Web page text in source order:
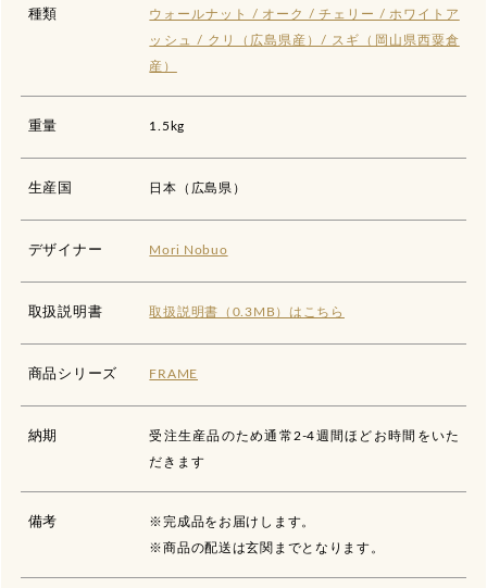
種類
ウォールナット / オーク / チェリー / ホワイトア
ッシュ / クリ（広島県産）/ スギ（岡山県西粟倉
産）
重量 1.5kg
生産国 日本（広島県）
デザイナー Mori Nobuo
取扱説明書 取扱説明書（0.3MB）はこちら
商品シリーズ FRAME
納期
受注生産品のため通常2-4週間ほどお時間をいた
だきます
備考
※完成品をお届けします。
※商品の配送は玄関までとなります。